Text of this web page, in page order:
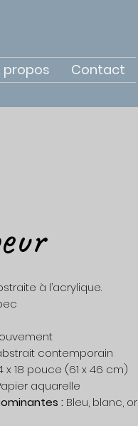
propos Contact
à l’acrylique.
contemporain
x 18 pouce (61 x 46 cm)
aquarelle
: Bleu, blanc, or